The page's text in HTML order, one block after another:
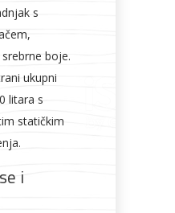
s
boje.
ukupni
litara s
statičkim
i